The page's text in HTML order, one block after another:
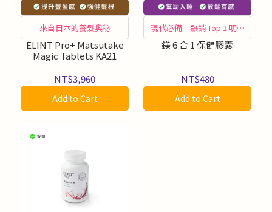
來自日本的養髮奧秘
ELINT Pro+ Matsutake
Magic Tablets KA21
NT$3,960
Add to Cart
現代必備｜熱銷 Top.1 明星
商品
鎂 6 合 1 保健膠囊
NT$480
Add to Cart